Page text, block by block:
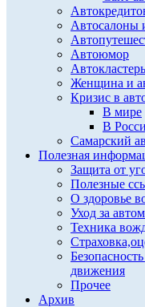
Автосалоны
Автоюмор
Женщина и
Кризис в
В мире
В
Самарский
Полезная
Защита от
Полезные
О здоровье
Уход за
Техника
движения
Прочее
Архив